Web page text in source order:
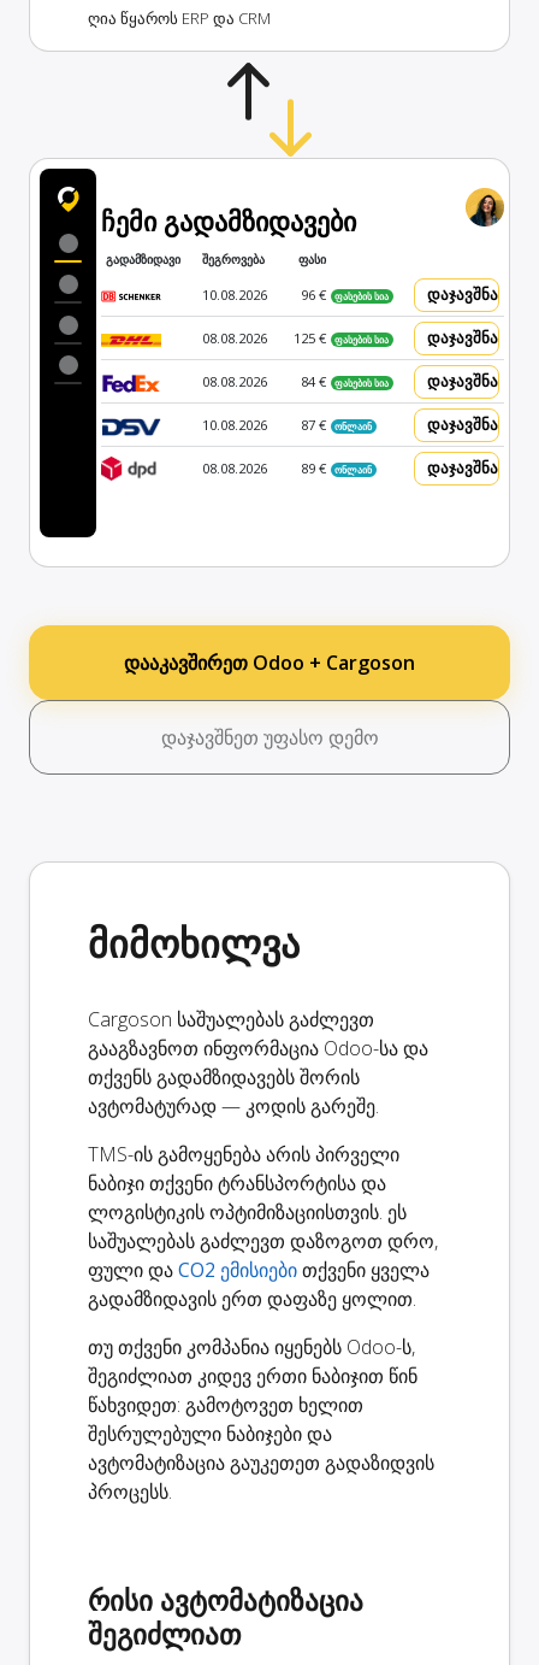
ღია წყაროს ERP და CRM
ჩემი გადამზიდავები
გადამზიდავი შეგროვება ფასი
10.08.2026 96 € ფასების სია დაჯავშნა
08.08.2026 125 € ფასების სია დაჯავშნა
08.08.2026 84 € ფასების სია დაჯავშნა
10.08.2026 87 € ონლაინ დაჯავშნა
08.08.2026 89 € ონლაინ დაჯავშნა
დააკავშირეთ Odoo + Cargoson
დაჯავშნეთ უფასო დემო
მიმოხილვა
Cargoson საშუალებას გაძლევთ
გააგზავნოთ ინფორმაცია Odoo-სა და
თქვენს გადამზიდავებს შორის
ავტომატურად — კოდის გარეშე.
TMS-ის გამოყენება არის პირველი
ნაბიჯი თქვენი ტრანსპორტისა და
ლოგისტიკის ოპტიმიზაციისთვის. ეს
საშუალებას გაძლევთ დაზოგოთ დრო,
ფული დაCO2 ემისიებითქვენი ყველა
გადამზიდავის ერთ დაფაზე ყოლით.
თუ თქვენი კომპანია იყენებს Odoo-ს,
შეგიძლიათ კიდევ ერთი ნაბიჯით წინ
წახვიდეთ: გამოტოვეთ ხელით
შესრულებული ნაბიჯები და
ავტომატიზაცია გაუკეთეთ გადაზიდვის
პროცესს.
რისი ავტომატიზაცია
შეგიძლიათ